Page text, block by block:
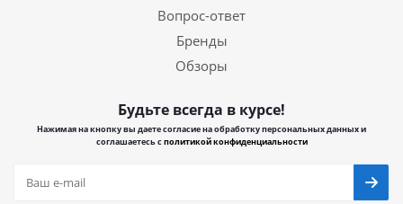
Вопрос-ответ
Бренды
Обзоры
Будьте всегда в курсе!
Нажимая на кнопку вы даете согласие на обработку персональных данных и
соглашаетесь сполитикой конфиденциальности